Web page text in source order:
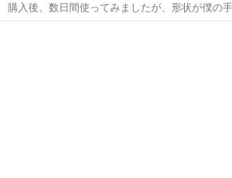
購入後、数日間使ってみましたが、形状が僕の
ます。 静音型なので、クリックしても無音です